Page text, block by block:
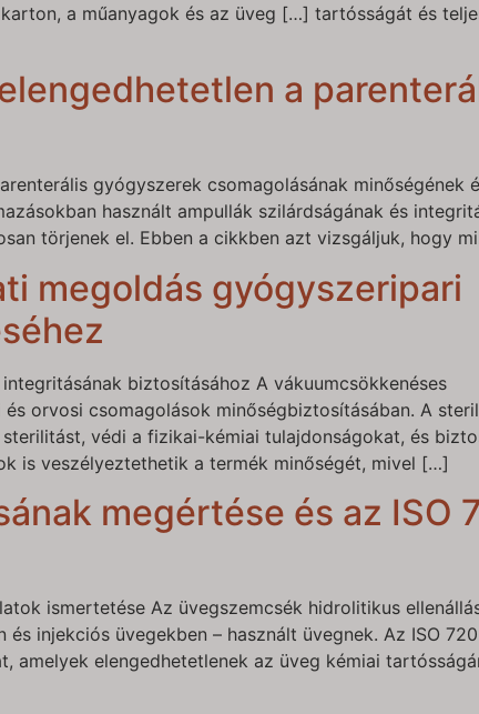
a műanyagok és az üveg […] tartósságát és
a
gyógyszerek csomagolásának minőségének
használt ampullák szilárdságának és
törjenek el. Ebben a cikkben azt vizsgáljuk, hogy
megoldás gyógyszeripari
biztosításához A vákuumcsökkenéses
orvosi csomagolások minőségbiztosításában. A
védi a fizikai-kémiai tulajdonságokat, és
is veszélyeztethetik a termék minőségét, mivel […]
megértése és az ISO
ismertetése Az üvegszemcsék hidrolitikus
injekciós üvegekben – használt üvegnek. Az ISO
amelyek elengedhetetlenek az üveg kémiai